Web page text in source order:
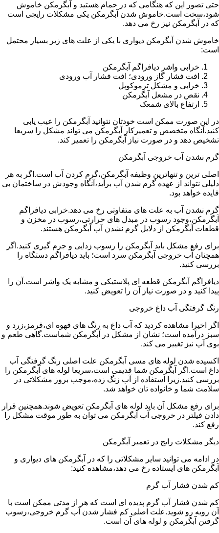
حتی تصور این که هنگامی که در حمام هستید و آبگرمکن خاموش
شود،سخت است.خاموش شدن آبگرمکن یکی مشکلات رایجی است
که در آبگرمکن نیز رخ می دهد.
خاموش شدن آبگرمکن دیواری با یکی از علت های زیر بسیار محتمل
است:
خرابی واشر دیافراگم آبگرمکن
افت فشار گاز ورودی؛ افت فشار آب ورودی
خرابی و مشکل ترموکوپل
نقص در مشعل آبگرمکن
ارتفاع بالای شمعک
در این صورت ممکن است خودتان نتوانید آبگرمکن را عیب یابی
کنید.آنگاه متخصص و تعمیرکار آبگرمکن می تواند مشکل را سریعا
تشخیص دهد و در صورت نیاز آبگرمکن را تعمیر کند.
گرم نشدن آب خروجی آبگرمکن
اصلی ترین و تنهاترین وظیفه آبگرمکن،گرم کردن آب است.اگر به هر
دلیلی نتواند از عهده گرم شدن آب برآید،آنگاه وجودش در ساختمان بی
فایده خواهد بود.
گرم نشدن آب به علت های متفاوتی رخ می دهد.خرابی دیافراگم
آبگرمکن،وجود رسوب در مبدل های حرارتی،رسوب در مخزن و
قطعات آبگرمکن از دلایل گرم نشدن آب آبگرمکن هستند.
برای رفع مشکل باید آبگرمکن را رسوب زدایی و جرم گیری کنید.اگر
همچنان آب خروجی آبگرمکن سرد است؛ باید دیافراگم دستگاه را
بررسی کنید.
دیافراگم آبگرمکن قطعه ای پلاستیکی و مشابه یک واشر است.آن را
پیدا کنید و در صورت نیاز آن را تعویض کنید.
رنگ گرفتگی آب داغ خروجی
اگر اخیرا مشاهده کردید که آب داغ به رنگ های قهوه ای،قرمز،زرد و
سبز درآمده است؛ نشان از مشکل در آبگرمکن شماست.گاهی طعم و
بوی آب نیز تغییر می کند.
اکسیده شدن لوله های مسی آبگرمکن علت اصلی رنگ گرفتگی آب
داغ است.اگر آبگرمکن شما قدیمی است،سریعا لوله های آبگرمکن را
بررسی کنید.زیرا استفاده از آب زنگ زده،موجب بروز مشکلاتی در
سلامت شما و خانواده تان خواهد شد.
برای رفع مشکل آن باید لوله های آبگرمکن تعویض شوند.همچنین قرار
دادن فیلتر در خروجی آب آبگرمکن می توان به طور موقت مشکل را
رفع کند.
دیگر مشکلات رایج در تعمیر آبگرمکن
در ادامه می توانید سایر مشکلاتی را که در آبگرمکن های دیواری و
آبگرمکن های ایستاده رخ می دهد،مشاهده کنید:
کم شدن فشار آب گرم
کم شدن فشار آب گرم پدیده ای است که هر از مدتی ممکن است با
آن روبه رو شوید.علت اصلی کم فشار شدن آب گرم خروجی،رسوب
گرفتن آبگرمکن و لوله های آن است.